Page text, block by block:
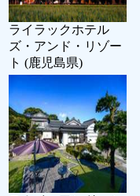
ライラックホテル
ズ・アンド・リゾー
ト (鹿児島県)